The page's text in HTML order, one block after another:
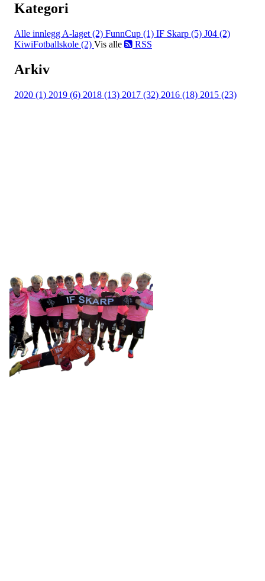
Kategori
Alle innlegg A-laget (2) FunnCup (1) IF Skarp (5) J04 (2)
KiwiFotballskole (2) Vis alle RSS
Arkiv
2020 (1) 2019 (6) 2018 (13) 2017 (32) 2016 (18) 2015 (23)